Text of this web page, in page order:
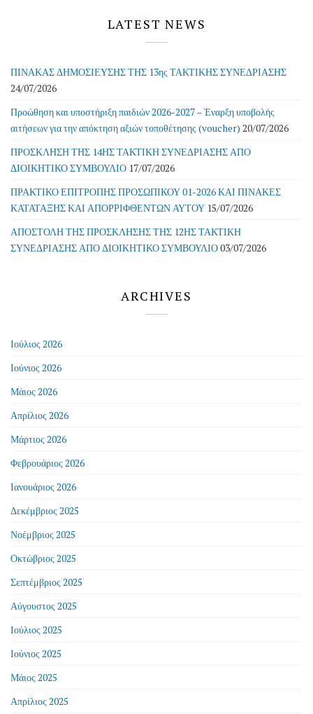
LATEST NEWS
ΠΙΝΑΚΑΣ ΔΗΜΟΣΙΕΥΣΗΣ ΤΗΣ 13ης ΤΑΚΤΙΚΗΣ ΣΥΝΕΔΡΙΑΣΗΣ
24/07/2026
Προώθηση και υποστήριξη παιδιών 2026-2027 – Έναρξη υποβολής
αιτήσεων για την απόκτηση αξιών τοποθέτησης (voucher) 20/07/2026
ΠΡΟΣΚΛΗΣΗ ΤΗΣ 14ΗΣ ΤΑΚΤΙΚΗ ΣΥΝΕΔΡΙΑΣΗΣ ΑΠΟ
ΔΙΟΙΚΗΤΙΚΟ ΣΥΜΒΟΥΛΙΟ 17/07/2026
ΠΡΑΚΤΙΚΟ ΕΠΙΤΡΟΠΗΣ ΠΡΟΣΩΠΙΚΟΥ 01-2026 ΚΑΙ ΠΙΝΑΚΕΣ
ΚΑΤΑΤΑΞΗΣ ΚΑΙ ΑΠΟΡΡΙΦΘΕΝΤΩΝ ΑΥΤΟΥ 15/07/2026
ΑΠΟΣΤΟΛΗ ΤΗΣ ΠΡΟΣΚΛΗΣΗΣ ΤΗΣ 12ΗΣ ΤΑΚΤΙΚΗ
ΣΥΝΕΔΡΙΑΣΗΣ ΑΠΟ ΔΙΟΙΚΗΤΙΚΟ ΣΥΜΒΟΥΛΙΟ03/07/2026
ARCHIVES
Ιούλιος 2026
Ιούνιος 2026
Μάιος 2026
Απρίλιος 2026
Μάρτιος 2026
Φεβρουάριος 2026
Ιανουάριος 2026
Δεκέμβριος 2025
Νοέμβριος 2025
Οκτώβριος 2025
Σεπτέμβριος 2025
Αύγουστος 2025
Ιούλιος 2025
Ιούνιος 2025
Μάιος 2025
Απρίλιος 2025